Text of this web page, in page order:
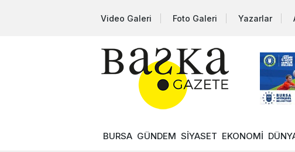
Video Galeri Foto Galeri Yazarlar
BURSA GÜNDEM SİYASET EKONOMİ